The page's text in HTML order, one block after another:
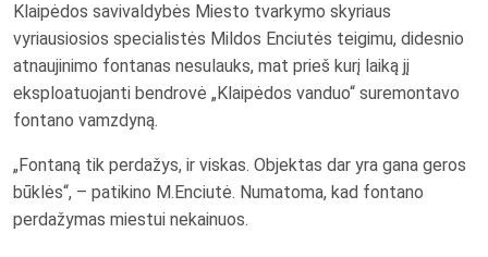
Klaipėdos savivaldybės Miesto tvarkymo skyriaus
vyriausiosios specialistės Mildos Enciutės teigimu, didesnio
atnaujinimo fontanas nesulauks, mat prieš kurį laiką jį
eksploatuojanti bendrovė „Klaipėdos vanduo“ suremontavo
fontano vamzdyną.
„Fontaną tik perdažys, ir viskas. Objektas dar yra gana geros
būklės“, – patikino M.Enciutė. Numatoma, kad fontano
perdažymas miestui nekainuos.